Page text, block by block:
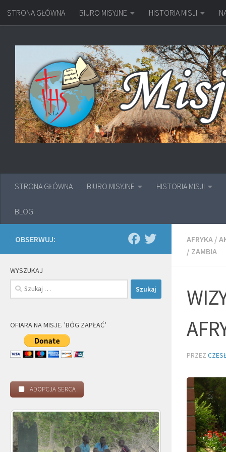
Przejdź do treści
STRONA GŁÓWNA BIURO MISYJNE HISTORIA MISJI
STRONA GŁÓWNA BIURO MISYJNE HISTORIA MISJI
BLOG
AFRYKA /
/ ZAMBIA
PRZEZ
OBSERWUJ:
WYSZUKAJ
Szukaj:
OFIARA NA MISJE. 'BÓG ZAPŁAĆ’
ADOPCJA SERCA